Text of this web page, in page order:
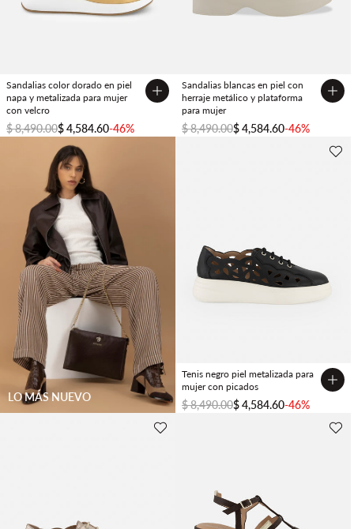
Sandalias color dorado en piel
napa y metalizada para mujer
con velcro
$ 8,490.00$ 4,584.60-46%
Sandalias blancas en piel con
herraje metálico y plataforma
para mujer
$ 8,490.00$ 4,584.60-46%
LO MÁS NUEVO
Tenis negro piel metalizada para
mujer con picados
$ 8,490.00$ 4,584.60-46%